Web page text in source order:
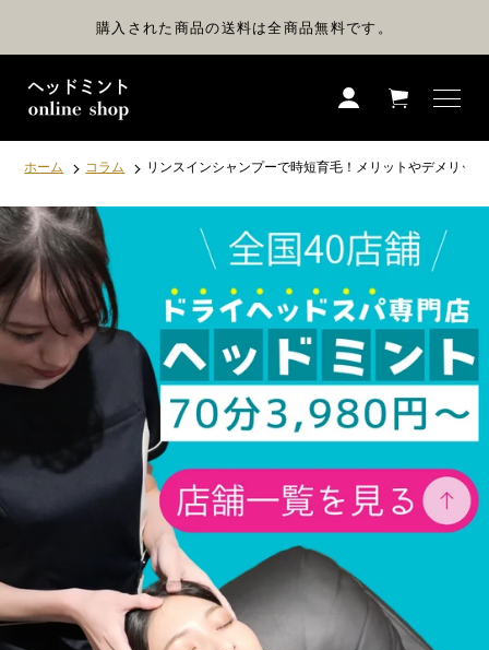
ン
ッ
購入された商品の送料は全商品無料です。
ホーム コラム リンスインシャンプーで時短育毛！メリットやデメリッ